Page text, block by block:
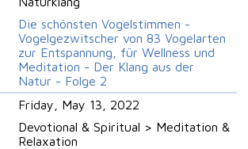
Die schönsten Vogelstimmen -
Vogelgezwitscher von 83 Vogelarten
zur Entspannung, für Wellness und
Meditation - Der Klang aus der
Natur - Folge 2
Friday, May 13, 2022
Devotional & Spiritual > Meditation &
Relaxation